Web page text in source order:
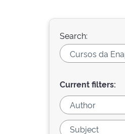
Search:
Current filters: